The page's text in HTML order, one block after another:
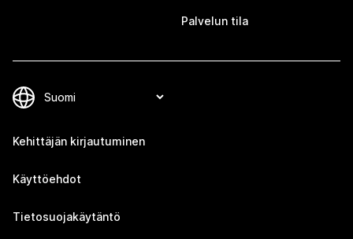
Palvelun tila
Kehittäjän kirjautuminen
Käyttöehdot
Tietosuojakäytäntö